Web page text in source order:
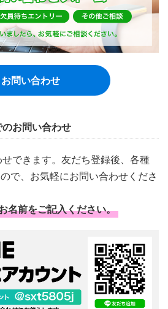
お問い合わせ
お問い合わせ
できます。友だち登録後、各種
で、お気軽にお問い合わせくださ
名前をご記入ください。